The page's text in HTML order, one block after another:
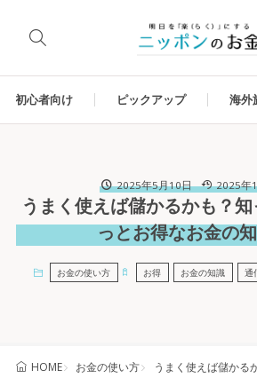
初心者向け ピックアップ 海外
2025年5月10日 2025年
うまく使えば儲かるかも？
っとお得なお金の
お金の使い方 お得 お金の知識 通
HOME お金の使い方 うまく使えば儲かる